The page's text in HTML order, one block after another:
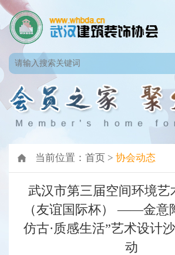
当前位置： 首页> 协会动态
武汉市第三届空间环境艺
（友谊国际杯） ——金意
仿古·质感生活”艺术设计
动